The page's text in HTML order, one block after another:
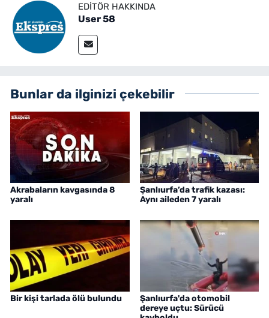
EDITÖR HAKKINDA
User 58
Bunlar da ilginizi çekebilir
Akrabaların kavgasında 8
yaralı
Şanlıurfa’da trafik kazası:
Aynı aileden 7 yaralı
Bir kişi tarlada ölü bulundu
Şanlıurfa'da otomobil
dereye uçtu: Sürücü